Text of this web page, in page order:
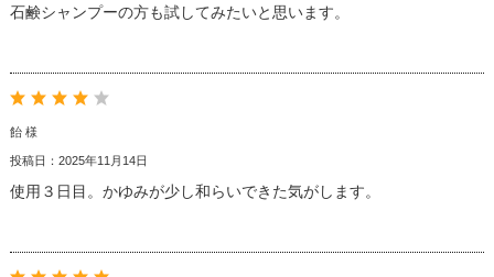
石鹸シャンプーの方も試してみたいと思います。
飴 様
投稿日：2025年11月14日
使用３日目。かゆみが少し和らいできた気がします。